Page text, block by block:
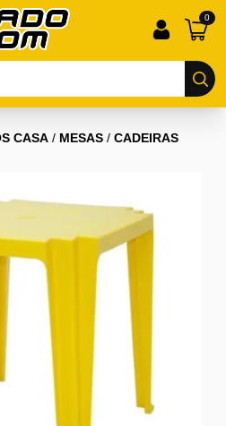
0
CASA / MESAS / CADEIRAS